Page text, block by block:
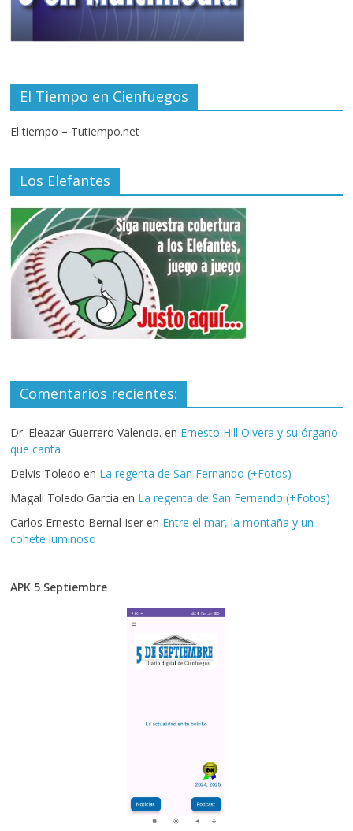
El Tiempo en Cienfuegos
El tiempo – Tutiempo.net
Los Elefantes
Comentarios recientes:
Dr. Eleazar Guerrero Valencia. en Ernesto Hill Olvera y su órgano
que canta
Delvis Toledo en La regenta de San Fernando (+Fotos)
Magali Toledo Garcia en La regenta de San Fernando (+Fotos)
Carlos Ernesto Bernal Iser en Entre el mar, la montaña y un
cohete luminoso
APK 5 Septiembre